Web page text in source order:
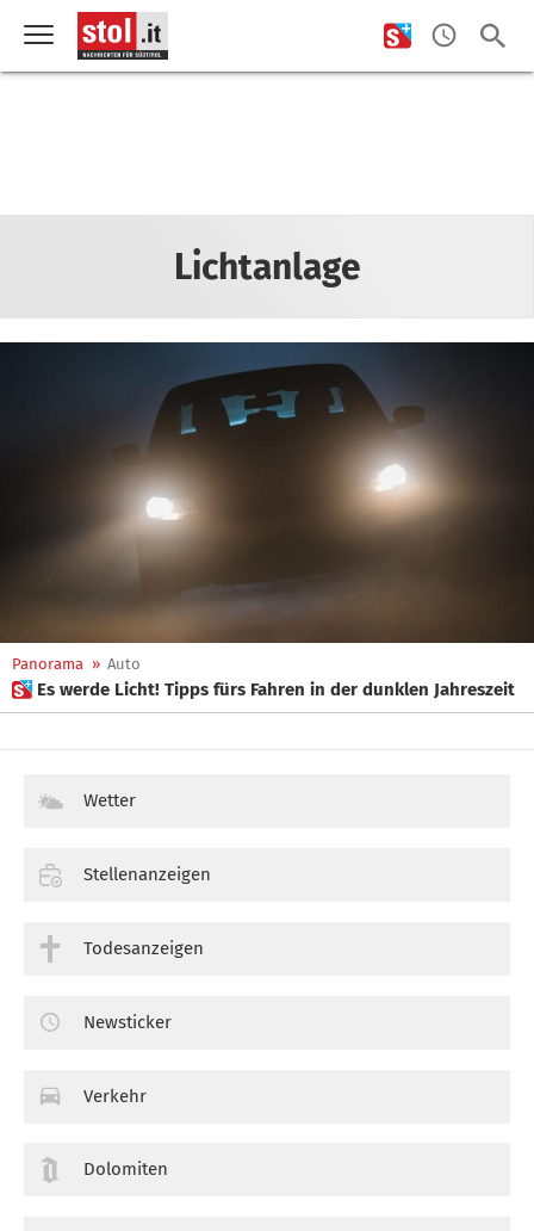
Lichtanlage
Panorama » Auto
 Es werde Licht! Tipps fürs Fahren in der dunklen Jahreszeit
Wetter
Stellenanzeigen
Todesanzeigen
Newsticker
Verkehr
Dolomiten